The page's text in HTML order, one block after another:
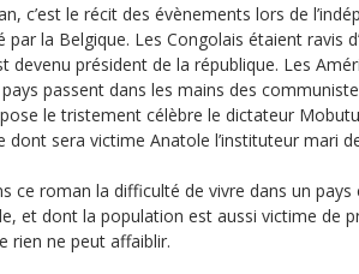
c’est le récit des évènements lors de
par la Belgique. Les Congolais étaient ravis
devenu président de la république. Les
passent dans les mains des
le tristement célèbre le dictateur
dont sera victime Anatole l’instituteur mari
ce roman la difficulté de vivre dans un pays
et dont la population est aussi victime de
rien ne peut affaiblir.